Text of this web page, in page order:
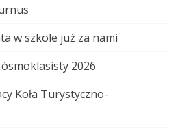
w szkole już za nami
2026
Koła Turystyczno-